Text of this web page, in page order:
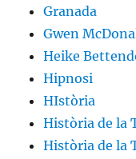
Granada
Gwen
Heike
Hipnosi
HIstòria
Història de la
Història de la